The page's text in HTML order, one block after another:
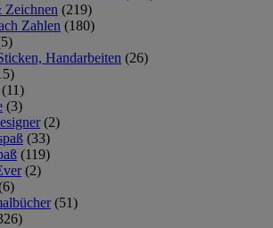
(219)
Zahlen (180)
Handarbeiten (26)
(11)
(3)
(2)
(33)
(119)
(2)
(51)